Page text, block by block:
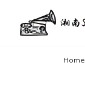
Home